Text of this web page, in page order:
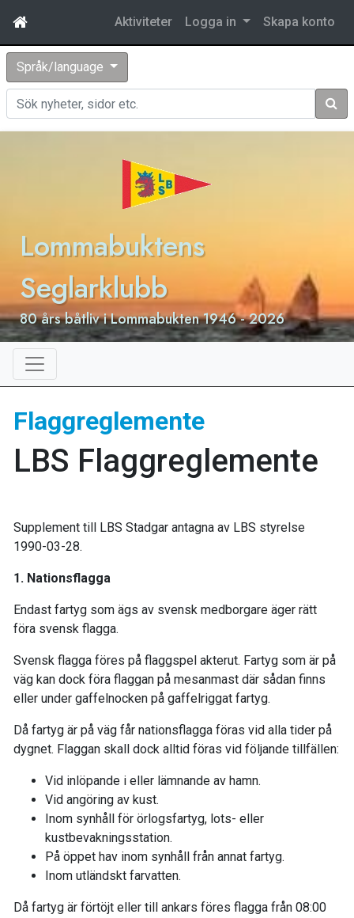
Aktiviteter Logga in Skapa konto
Språk/language
Sök
Lommabuktens
Seglarklubb
80 års båtliv i Lommabukten 1946 - 2026
Flaggreglemente
LBS Flaggreglemente
Supplement till LBS Stadgar antagna av LBS styrelse
1990-03-28.
1. Nationsflagga
Endast fartyg som ägs av svensk medborgare äger rätt
föra svensk flagga.
Svensk flagga föres på flaggspel akterut. Fartyg som är på
väg kan dock föra flaggan på mesanmast där sådan finns
eller under gaffelnocken på gaffelriggat fartyg.
Då fartyg är på väg får nationsflagga föras vid alla tider på
dygnet. Flaggan skall dock alltid föras vid följande tillfällen:
Vid inlöpande i eller lämnande av hamn.
Vid angöring av kust.
Inom synhåll för örlogsfartyg, lots- eller
kustbevakningsstation.
På öppet hav inom synhåll från annat fartyg.
Inom utländskt farvatten.
Då fartyg är förtöjt eller till ankars föres flagga från 08:00